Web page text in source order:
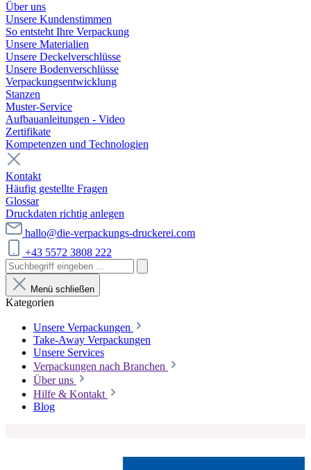
Über uns
Unsere Kundenstimmen
So entsteht Ihre Verpackung
Unsere Materialien
Unsere Deckelverschlüsse
Unsere Bodenverschlüsse
Verpackungsentwicklung
Stanzen
Muster-Service
Aufbauanleitungen - Video
Zertifikate
Kompetenzen und Technologien
Kontakt
Häufig gestellte Fragen
Glossar
Druckdaten richtig anlegen
hallo@die-verpackungs-druckerei.com
+43 5572 3808 222
Menü schließen
Kategorien
Unsere Verpackungen
Take-Away Verpackungen
Unsere Services
Verpackungen nach Branchen
Über uns
Hilfe & Kontakt
Blog